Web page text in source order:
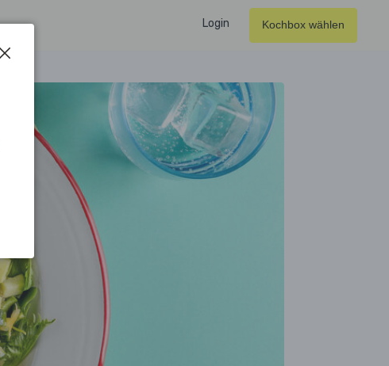
Login Kochbox wählen